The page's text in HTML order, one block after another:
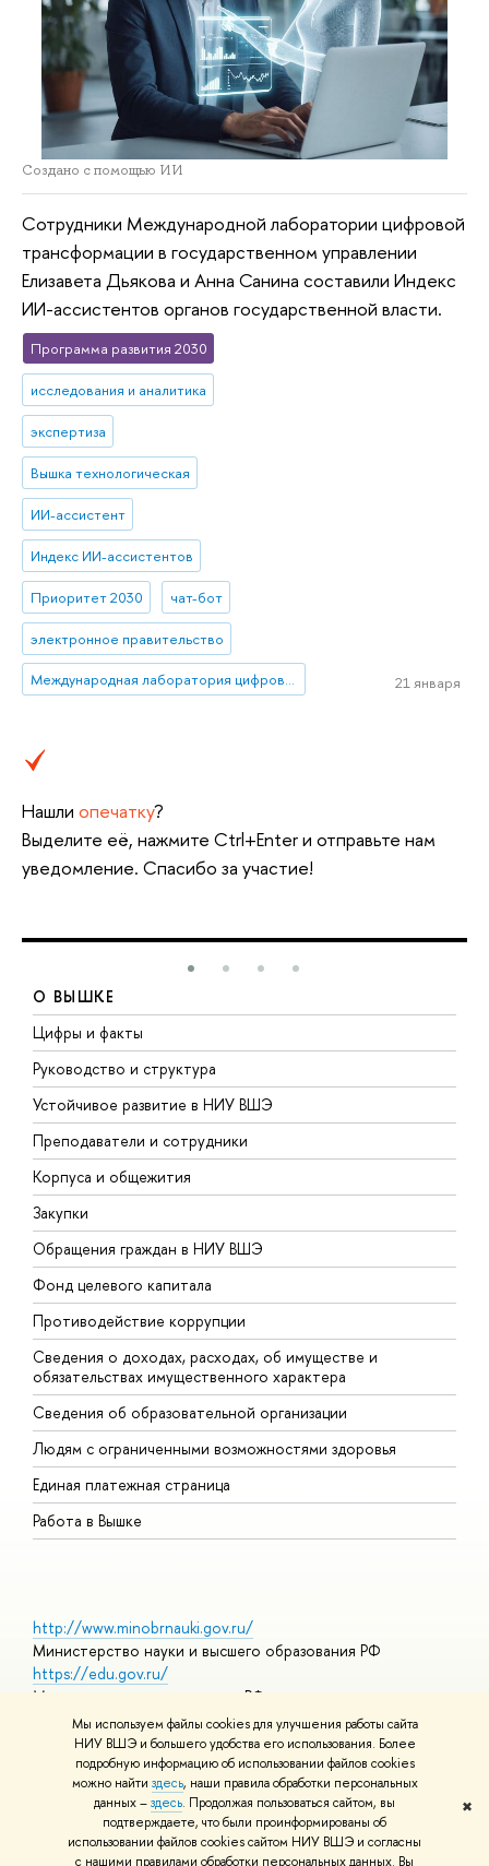
Мы используем файлы cookies для улучшения работы сайта
НИУ ВШЭ и большего удобства его использования. Более
подробную информацию об использовании файлов cookies
можно найти здесь, наши правила обработки персональных
данных –здесь. Продолжая пользоваться сайтом, вы
подтверждаете, что были проинформированы об
использовании файлов cookies сайтом НИУ ВШЭ и согласны
с нашими правилами обработки персональных данных. Вы
✖
Создано с помощью ИИ
Сотрудники Международной лаборатории цифровой
трансформации в государственном управлении
Елизавета Дьякова и Анна Санина составили Индекс
ИИ-ассистентов органов государственной власти.
Программа развития 2030
исследования и аналитика
экспертиза
Вышка технологическая
ИИ-ассистент
Индекс ИИ-ассистентов
Приоритет 2030 чат-бот
электронное правительство
Международная лаборатория цифровой трансформации в государственном управлении 21 января
Нашли опечатку?
Выделите её, нажмите Ctrl+Enter и отправьте нам
уведомление. Спасибо за участие!
О ВЫШКЕ
Цифры и факты
Руководство и структура
Устойчивое развитие в НИУ ВШЭ
Преподаватели и сотрудники
Корпуса и общежития
Закупки
Обращения граждан в НИУ ВШЭ
Фонд целевого капитала
Противодействие коррупции
Сведения о доходах, расходах, об имуществе и
обязательствах имущественного характера
Сведения об образовательной организации
Людям с ограниченными возможностями здоровья
Единая платежная страница
Работа в Вышке
http://www.minobrnauki.gov.ru/
Министерство науки и высшего образования РФ
https://edu.gov.ru/
Министерство просвещения РФ
https://elearning.hse.ru/mooc
Массовые открытые онлайн-курсы
© НИУ ВШЭ 1993–2026 Адреса и контактыУсловия
использования материалов Политика конфиденциальности